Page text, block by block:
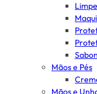
Mãos e Pés
Mãos e